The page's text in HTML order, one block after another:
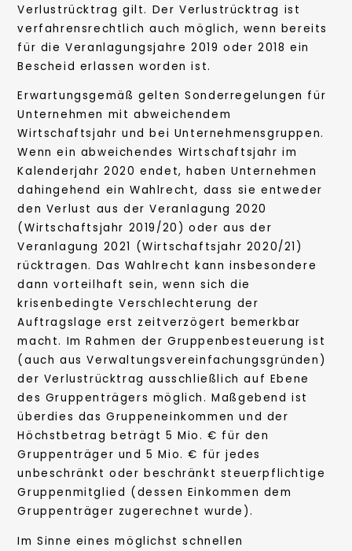
Verlustrücktrag gilt. Der Verlustrücktrag ist
verfahrensrechtlich auch möglich, wenn bereits
für die Veranlagungsjahre 2019 oder 2018 ein
Bescheid erlassen worden ist.
Erwartungsgemäß gelten Sonderregelungen für
Unternehmen mit abweichendem
Wirtschaftsjahr und bei Unternehmensgruppen.
Wenn ein abweichendes Wirtschaftsjahr im
Kalenderjahr 2020 endet, haben Unternehmen
dahingehend ein Wahlrecht, dass sie entweder
den Verlust aus der Veranlagung 2020
(Wirtschaftsjahr 2019/20) oder aus der
Veranlagung 2021 (Wirtschaftsjahr 2020/21)
rücktragen. Das Wahlrecht kann insbesondere
dann vorteilhaft sein, wenn sich die
krisenbedingte Verschlechterung der
Auftragslage erst zeitverzögert bemerkbar
macht. Im Rahmen der Gruppenbesteuerung ist
(auch aus Verwaltungsvereinfachungsgründen)
der Verlustrücktrag ausschließlich auf Ebene
des Gruppenträgers möglich. Maßgebend ist
überdies das Gruppeneinkommen und der
Höchstbetrag beträgt 5 Mio. € für den
Gruppenträger und 5 Mio. € für jedes
unbeschränkt oder beschränkt steuerpflichtige
Gruppenmitglied (dessen Einkommen dem
Gruppenträger zugerechnet wurde).
Im Sinne eines möglichst schnellen